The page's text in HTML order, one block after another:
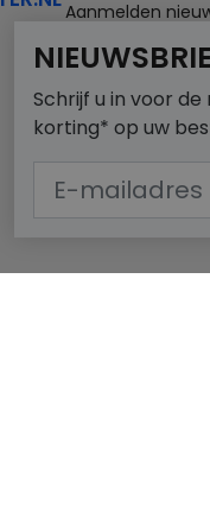
Aanmelden
Schrijf u in voor
korting* op uw